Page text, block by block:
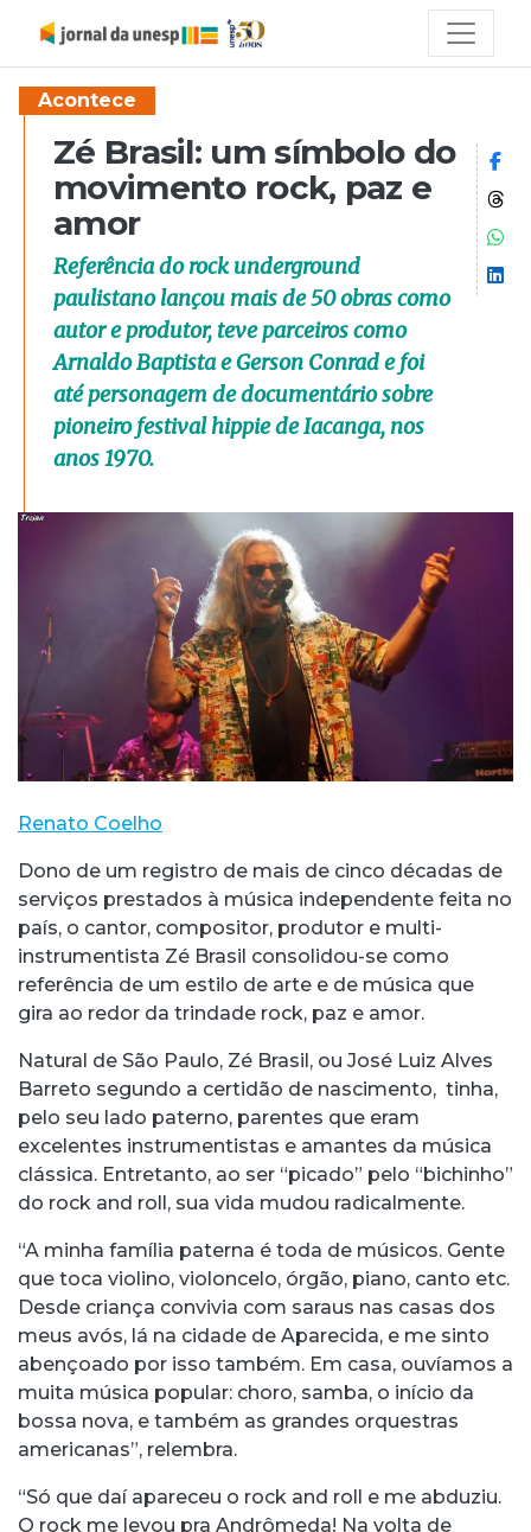
Acontece
Zé Brasil: um símbolo do
movimento rock, paz e
amor
Referência do rock underground
paulistano lançou mais de 50 obras como
autor e produtor, teve parceiros como
Arnaldo Baptista e Gerson Conrad e foi
até personagem de documentário sobre
pioneiro festival hippie de Iacanga, nos
anos 1970.
Renato Coelho
Dono de um registro de mais de cinco décadas de
serviços prestados à música independente feita no
país, o cantor, compositor, produtor e multi-
instrumentista Zé Brasil consolidou-se como
referência de um estilo de arte e de música que
gira ao redor da trindade rock, paz e amor.
Natural de São Paulo, Zé Brasil, ou José Luiz Alves
Barreto segundo a certidão de nascimento, tinha,
pelo seu lado paterno, parentes que eram
excelentes instrumentistas e amantes da música
clássica. Entretanto, ao ser “picado” pelo “bichinho”
do rock and roll, sua vida mudou radicalmente.
“A minha família paterna é toda de músicos. Gente
que toca violino, violoncelo, órgão, piano, canto etc.
Desde criança convivia com saraus nas casas dos
meus avós, lá na cidade de Aparecida, e me sinto
abençoado por isso também. Em casa, ouvíamos a
muita música popular: choro, samba, o início da
bossa nova, e também as grandes orquestras
americanas”, relembra.
“Só que daí apareceu o rock and roll e me abduziu.
O rock me levou pra Andrômeda! Na volta de